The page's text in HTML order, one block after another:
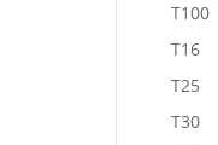
T100
T16
T25
T30